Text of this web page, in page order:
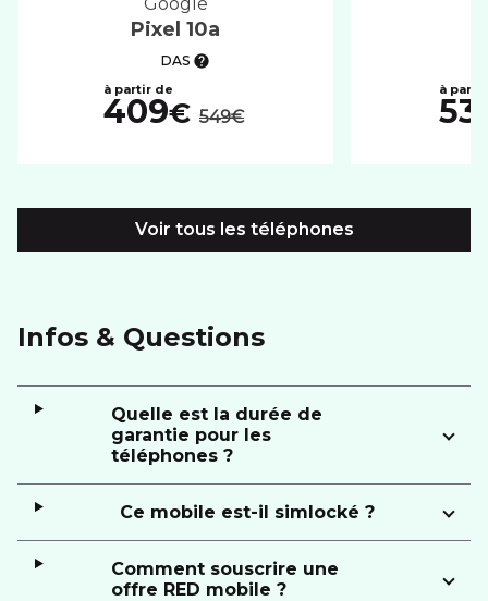
Pixel 10a
DAS
409€ 549€
Voir tous les téléphones
Infos & Questions
Quelle est la durée de
garantie pour les
téléphones ?
Ce mobile est-il simlocké ?
Comment souscrire une
offre RED mobile ?